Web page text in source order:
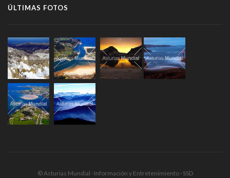
ÚLTIMAS FOTOS
© Asturias Mundial · Información y Entretenimiento · SSD